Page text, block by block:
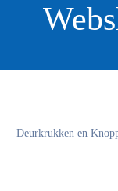
Deurkrukken en